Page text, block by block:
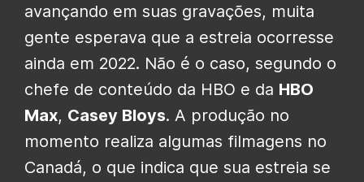
avançando em suas gravações, muita
gente esperava que a estreia ocorresse
ainda em 2022. Não é o caso, segundo o
chefe de conteúdo da HBO e da HBO
Max, Casey Bloys. A produção no
momento realiza algumas filmagens no
Canadá, o que indica que sua estreia se